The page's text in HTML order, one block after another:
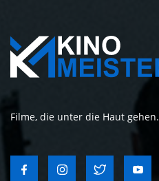
Filme, die unter die Haut gehen.